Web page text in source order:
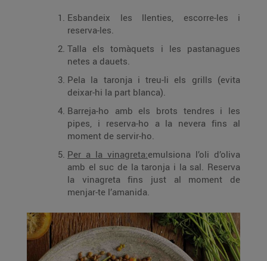
Esbandeix les llenties, escorre-les i
reserva-les.
Talla els tomàquets i les pastanagues
netes a dauets.
Pela la taronja i treu-li els grills (evita
deixar-hi la part blanca).
Barreja-ho amb els brots tendres i les
pipes, i reserva-ho a la nevera fins al
moment de servir-ho.
Per a la vinagreta:emulsiona l’oli d’oliva
amb el suc de la taronja i la sal. Reserva
la vinagreta fins just al moment de
menjar-te l’amanida.